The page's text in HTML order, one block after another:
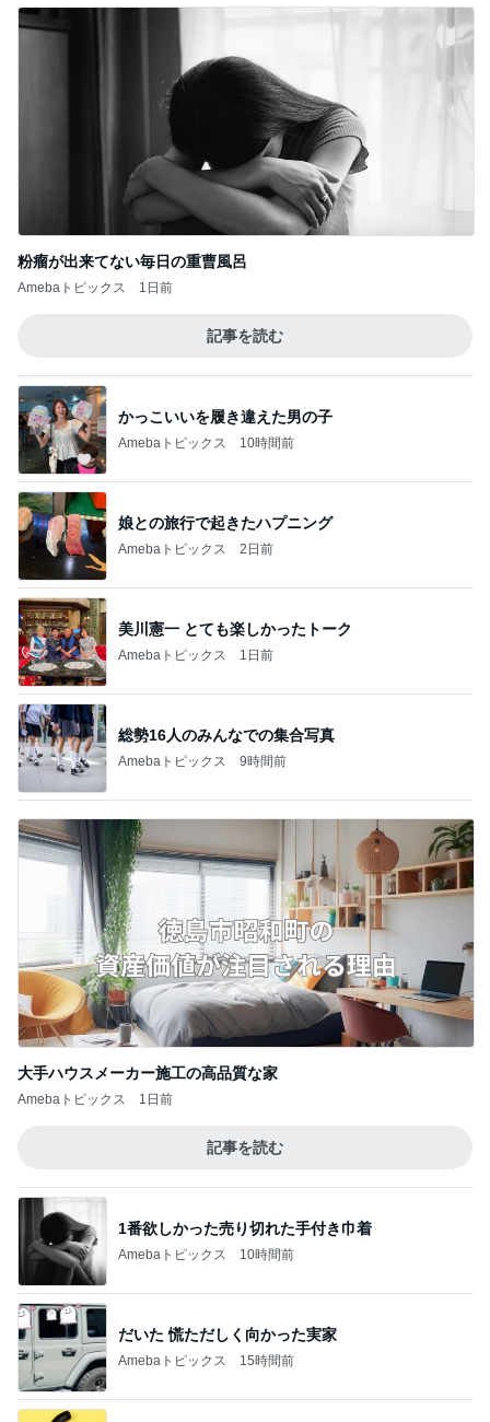
粉瘤が出来てない毎日の重曹風呂
Amebaトピックス 1日前
記事を読む
かっこいいを履き違えた男の子
Amebaトピックス 10時間前
娘との旅行で起きたハプニング
Amebaトピックス 2日前
美川憲一 とても楽しかったトーク
Amebaトピックス 1日前
総勢16人のみんなでの集合写真
Amebaトピックス 9時間前
大手ハウスメーカー施工の高品質な家
Amebaトピックス 1日前
記事を読む
1番欲しかった売り切れた手付き巾着
Amebaトピックス 10時間前
だいた 慌ただしく向かった実家
Amebaトピックス 15時間前